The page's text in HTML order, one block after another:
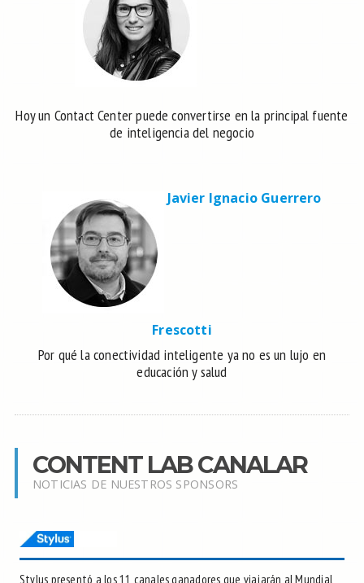
Hoy un Contact Center puede convertirse en la principal fuente
de inteligencia del negocio
Javier Ignacio Guerrero
Frescotti
Por qué la conectividad inteligente ya no es un lujo en
educación y salud
CONTENT LAB CANALAR
NOTICIAS DE NUESTROS SPONSORS
Stylus presentó a los 11 canales ganadores que viajarán al Mundial